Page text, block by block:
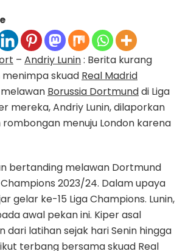
– Andriy Lunin: Berita kurang
skuad Real Madrid
Borussia Dortmunddi Liga
mereka, Andriy Lunin, dilaporkan
menuju London karena
bertanding melawan Dortmund
2023/24. Dalam upaya
gelar ke-15 Liga Champions. Lunin,
awal pekan ini. Kiper asal
dari latihan sejak hari Senin hingga
terbang bersama skuad Real